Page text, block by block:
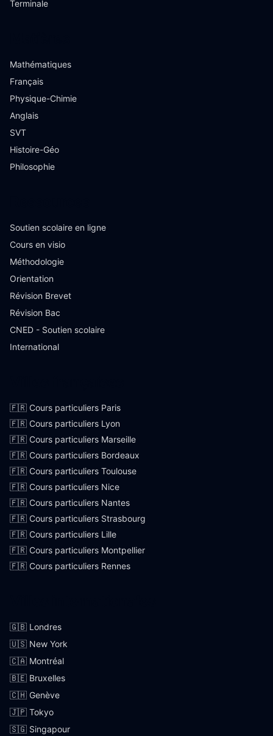
Terminale
Mathématiques
Français
Physique-Chimie
Anglais
SVT
Histoire-Géo
Philosophie
Soutien scolaire en ligne
Cours en visio
Méthodologie
Orientation
Révision Brevet
Révision Bac
CNED - Soutien scolaire
International
🇫🇷 Cours particuliers Paris
🇫🇷 Cours particuliers Lyon
🇫🇷 Cours particuliers Marseille
🇫🇷 Cours particuliers Bordeaux
🇫🇷 Cours particuliers Toulouse
🇫🇷 Cours particuliers Nice
🇫🇷 Cours particuliers Nantes
🇫🇷 Cours particuliers Strasbourg
🇫🇷 Cours particuliers Lille
🇫🇷 Cours particuliers Montpellier
🇫🇷 Cours particuliers Rennes
🇬🇧 Londres
🇺🇸 New York
🇨🇦 Montréal
🇧🇪 Bruxelles
🇨🇭 Genève
🇯🇵 Tokyo
🇸🇬 Singapour